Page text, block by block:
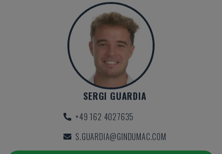
SERGI GUARDIA
+49 162 4027635
S.GUARDIA@GINDUMAC.COM